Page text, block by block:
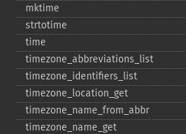
mktime
strtotime
time
timezone_​abbreviations_​list
timezone_​identifiers_​list
timezone_​location_​get
timezone_​name_​from_​abbr
timezone_​name_​get